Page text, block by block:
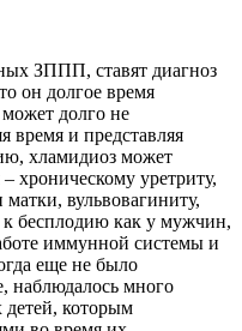
ЗППП, ставят диагноз
он долгое время
долго не
время и представляя
хламидиоз может
хроническому уретриту,
вульвовагиниту,
к бесплодию как у мужчин,
иммунной системы и
еще не было
наблюдалось много
детей, которым